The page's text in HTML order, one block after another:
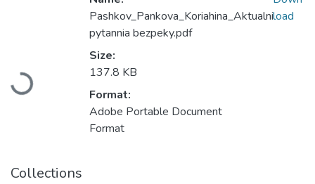
Loading...
Pashkov_Pankova_Koriahina_Aktualni
pytannia bezpeky.pdf
Size:
137.8 KB
Format:
Adobe Portable Document
Format
load
Collections